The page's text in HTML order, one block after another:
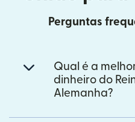
Perguntas
Qual é a
dinheiro do
Alemanha?